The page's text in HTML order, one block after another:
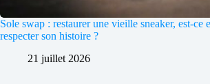
Sole swap : restaurer une vieille sneaker, est-ce
respecter son histoire ?
21 juillet 2026